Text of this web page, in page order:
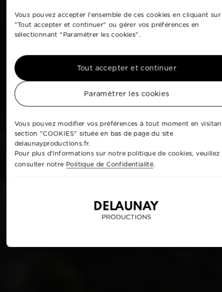
Vous pouvez accepter l'ensemble de ces cookies en cliquant sur
"Tout accepter et continuer" ou gérer vos préférences en
sélectionnant "Paramétrer les cookies".
Paramétrer les cookies
Tout accepter et continuer
Vous pouvez modifier vos préférences à tout moment en
section "COOKIES" située en bas de page du site
delaunayproductions.fr.
Pour plus d'informations sur notre politique de cookies, veuillez
consulter notre Politique de Confidentialité.